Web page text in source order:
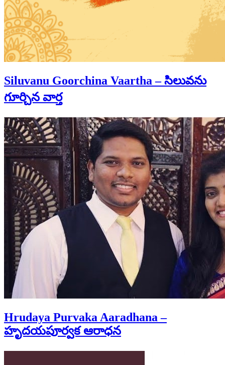
Siluvanu Goorchina Vaartha – సిలువను
గూర్చిన వార్త
Hrudaya Purvaka Aaradhana –
హృదయపూర్వక ఆరాధన